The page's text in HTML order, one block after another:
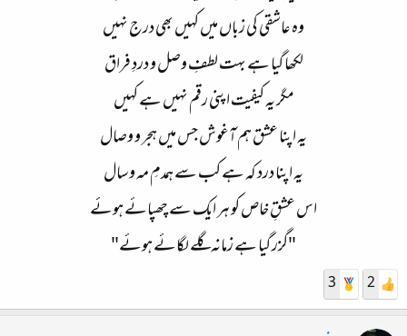
وہ عاشقی کی زباں میں کہیں بھی درج نہیں
لکھا گیا ہے بہت لطفِ وصل و دردِ فراق
مگر یہ کیفیت اپنی رقم نہیں ہے کہیں
یہ اپنا عشق ہم آغوش جس میں ہجر و وصال
یہ اپنا درد کہ ہے کب سے ہمدمِ مہ و سال
اس عشقِ خاص کو ہر ایک سے چھپائے ہوئے
"گزر گیا ہے زمانہ گلے لگائے ہوئے"
2
3